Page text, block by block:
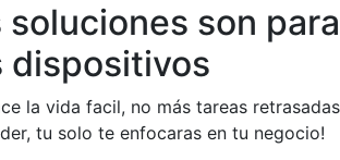
son para
dispositivos
la vida facil, no más tareas retrasadas
tu solo te enfocaras en tu negocio!